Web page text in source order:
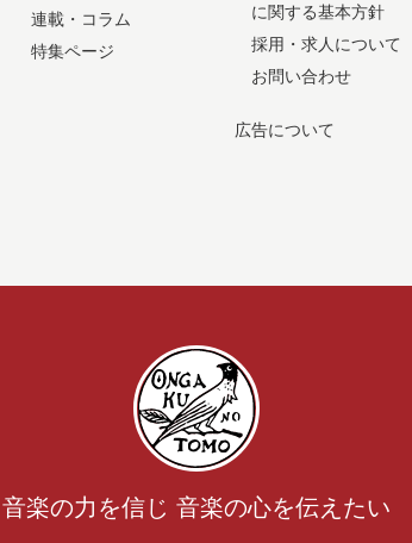
連載・コラム
特集ページ
に関する基本方針
採用・求人について
お問い合わせ
広告について
音楽の力を信じ 音楽の心を伝えたい